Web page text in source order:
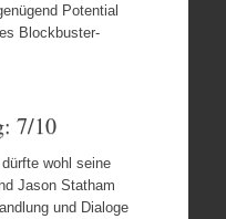
Potential
Blockbuster-
7/10
wohl seine
Jason Statham
und Dialoge